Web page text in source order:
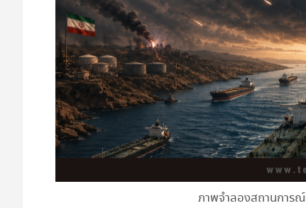
ภาพจำลองสถานการ